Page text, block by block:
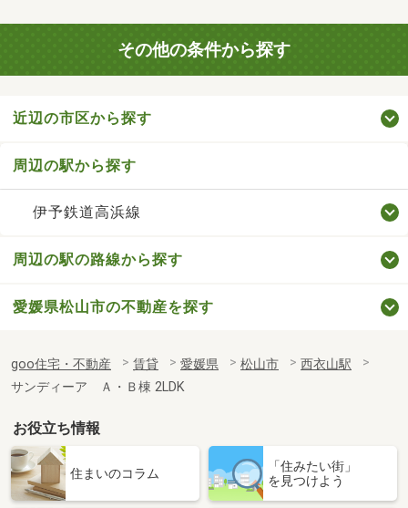
その他の条件から探す
近辺の市区から探す
周辺の駅から探す
伊予鉄道高浜線
周辺の駅の路線から探す
愛媛県松山市の不動産を探す
goo住宅・不動産 賃貸 愛媛県 松山市
西衣山駅
サンディーア Ａ・Ｂ棟 2LDK
お役立ち情報
住まいのコラム
「住みたい街」
を見つけよう